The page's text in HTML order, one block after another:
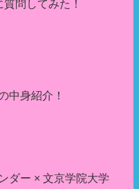
問してみた！
中身紹介！
ダー × 文京学院大学